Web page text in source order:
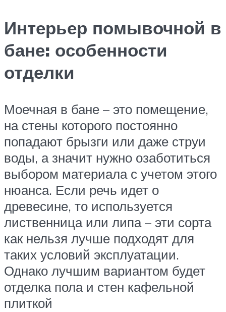
Интерьер помывочной в
бане: особенности
отделки
Моечная в бане – это помещение,
на стены которого постоянно
попадают брызги или даже струи
воды, а значит нужно озаботиться
выбором материала с учетом этого
нюанса. Если речь идет о
древесине, то используется
лиственница или липа – эти сорта
как нельзя лучше подходят для
таких условий эксплуатации.
Однако лучшим вариантом будет
отделка пола и стен кафельной
плиткой